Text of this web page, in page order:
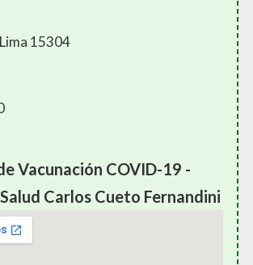
15304
Vacunación COVID-19 -
Carlos Cueto Fernandini